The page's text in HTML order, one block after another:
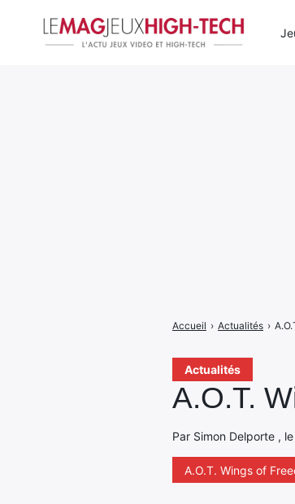
Actualités
A.O.T.
Par Simon Delporte ,
A.O.T. Wings of
Accueil › Actualités ›